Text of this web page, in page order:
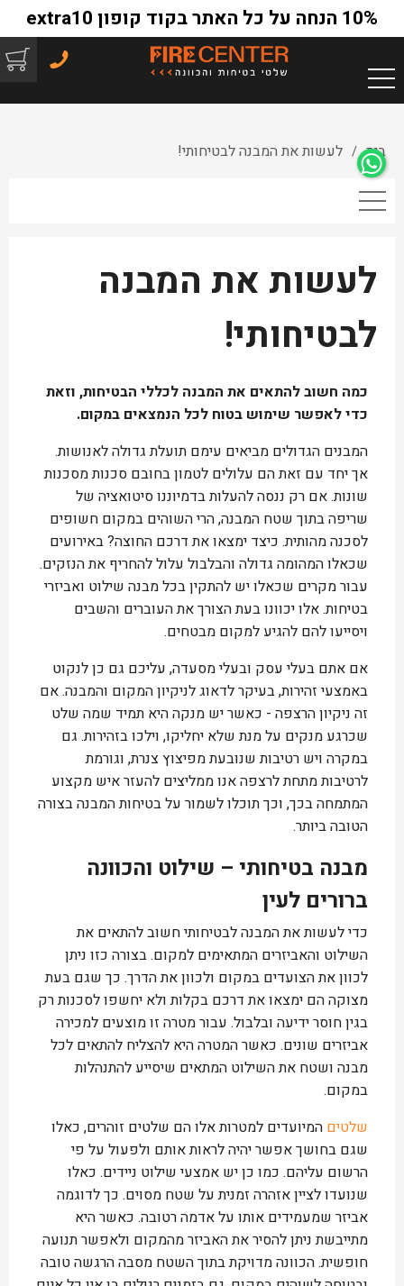
10% הנחה על כל האתר בקוד קופון extra10
בית / לעשות את המבנה לבטיחותי!
לעשות את המבנה
לבטיחותי!
כמה חשוב להתאים את המבנה לכללי הבטיחות, וזאת
כדי לאפשר שימוש בטוח לכל הנמצאים במקום.
המבנים הגדולים מביאים עימם תועלת גדולה לאנושות.
אך יחד עם זאת הם עלולים לטמון בחובם סכנות מסכנות
שונות. אם רק ננסה להעלות בדמיוננו סיטואציה של
שריפה בתוך שטח המבנה, הרי השוהים במקום חשופים
לסכנה מהותית. כיצד ימצאו את דרכם החוצה? באירועים
שכאלו המהומה גדולה והבלבול עלול להחריף את הנזקים.
עבור מקרים שכאלו יש להתקין בכל מבנה שילוט ואביזרי
בטיחות. אלו יכוונו בעת הצורך את העוברים והשבים
ויסייעו להם להגיע למקום מבטחים.
אם אתם בעלי עסק ובעלי מסעדה, עליכם גם כן לנקוט
באמצעי זהירות, בעיקר לדאוג לניקיון המקום והמבנה. אם
זה ניקיון הרצפה - כאשר יש מנקה היא תמיד שמה שלט
שכרגע מנקים על מנת שלא יחליקו, וילכו בזהירות. גם
במקרה ויש רטיבות שנובעת מפיצוץ צנרת, וגורמת
לרטיבות מתחת לרצפה אנו ממליצים להעזר איש מקצוע
המתמחה בכך, וכך תוכלו לשמור על בטיחות המבנה בצורה
הטובה ביותר.
מבנה בטיחותי – שילוט והכוונה
ברורים לעין
כדי לעשות את המבנה לבטיחותי חשוב להתאים את
השילוט והאביזרים המתאימים למקום. בצורה כזו ניתן
לכוון את הצועדים במקום ולכוון את הדרך. כך שגם בעת
מצוקה הם ימצאו את דרכם בקלות ולא יחשפו לסכנות רק
בגין חוסר ידיעה ובלבול. עבור מטרה זו מוצעים למכירה
אביזרים שונים. כאשר המטרה היא להצליח להתאים לכל
מבנה ושטח את השילוט המתאים שיסייע להתנהלות
במקום.
שלטים המיועדים למטרות אלו הם שלטים זוהרים, כאלו
שגם בחושך אפשר יהיה לראות אותם ולפעול על פי
הרשום עליהם. כמו כן יש אמצעי שילוט ניידים. כאלו
שנועדו לציין אזהרה זמנית על שטח מסוים. כך לדוגמה
אביזר שמעמידים אותו על אדמה רטובה. כאשר היא
מתייבשת ניתן להסיר את האביזר מהמקום ולאפשר תנועה
חופשית. הכוונה מדויקת בתוך השטח מסבה הרגשה טובה